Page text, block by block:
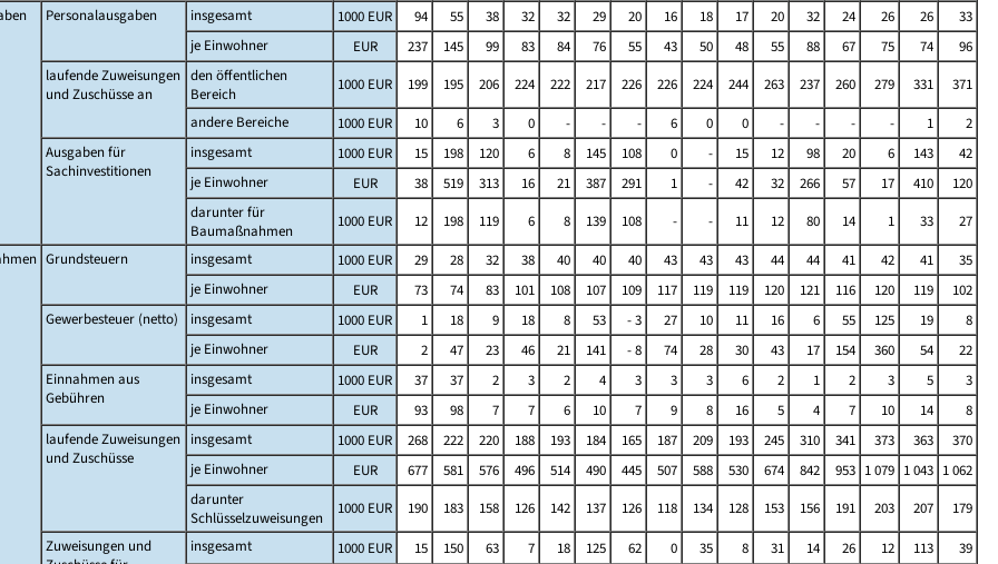
Personalausgaben insgesamt 1000 EUR 94 55 38 32 32 29 20 16 18 17 20 32 24 26 26
33
je Einwohner
EUR 237 145 99 83 84 76 55 43 50 48 55 88 67 75 74
96
laufende Zuweisungen
und Zuschüsse an
den öffentlichen
Bereich
1000 EUR 199 195 206 224 222 217 226 226 224 244 263 237 260 279 331
371
andere Bereiche
1000 EUR 10 6 3 0 - - - 6 0 0 - - - - 1
2
Ausgaben für
Sachinvestitionen
insgesamt 1000 EUR 15 198 120 6 8 145 108 0 - 15 12 98 20 6 143
42
je Einwohner
EUR 38 519 313 16 21 387 291 1 - 42 32 266 57 17 410
120
darunter für
Baumaßnahmen
1000 EUR 12 198 119 6 8 139 108 - - 11 12 80 14 1 33
27
Grundsteuern insgesamt 1000 EUR 29 28 32 38 40 40 40 43 43 43 44 44 41 42 41
35
je Einwohner
EUR 73 74 83 101 108 107 109 117 119 119 120 121 116 120 119
102
Gewerbesteuer (netto)
insgesamt 1000 EUR 1 18 9 18 8 53 - 3 27 10 11 16 6 55 125 19
8
je Einwohner
EUR 2 47 23 46 21 141 - 8 74 28 30 43 17 154 360 54
22
Einnahmen aus
Gebühren
insgesamt 1000 EUR 37 37 2 3 2 4 3 3 3 6 2 1 2 3 5
3
je Einwohner
EUR 93 98 7 7 6 10 7 9 8 16 5 4 7 10 14
8
laufende Zuweisungen
und Zuschüsse
insgesamt 1000 EUR 268 222 220 188 193 184 165 187 209 193 245 310 341 373 363
370
je Einwohner
EUR 677 581 576 496 514 490 445 507 588 530 674 842 953 1 079 1 043 1 062
darunter
Schlüsselzuweisungen
1000 EUR 190 183 158 126 142 137 126 118 134 128 153 156 191 203 207
179
Zuweisungen und
insgesamt 1000 EUR 15 150 63 7 18 125 62 0 35 8 31 14 26 12 113 39